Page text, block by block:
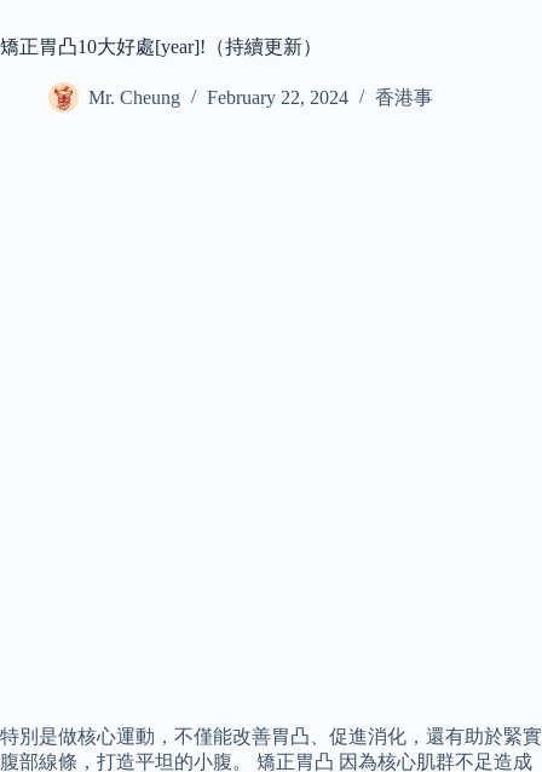
矯正胃凸10大好處[year]!（持續更新）
Mr. Cheung February 22, 2024 香港事
特別是做核心運動，不僅能改善胃凸、促進消化，還有助於緊實
腹部線條，打造平坦的小腹。 矯正胃凸 因為核心肌群不足造成